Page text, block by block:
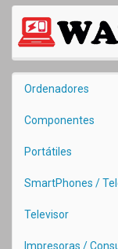
Ordenadores
Componentes
Portátiles
SmartPhones /
Televisor
Impresoras /